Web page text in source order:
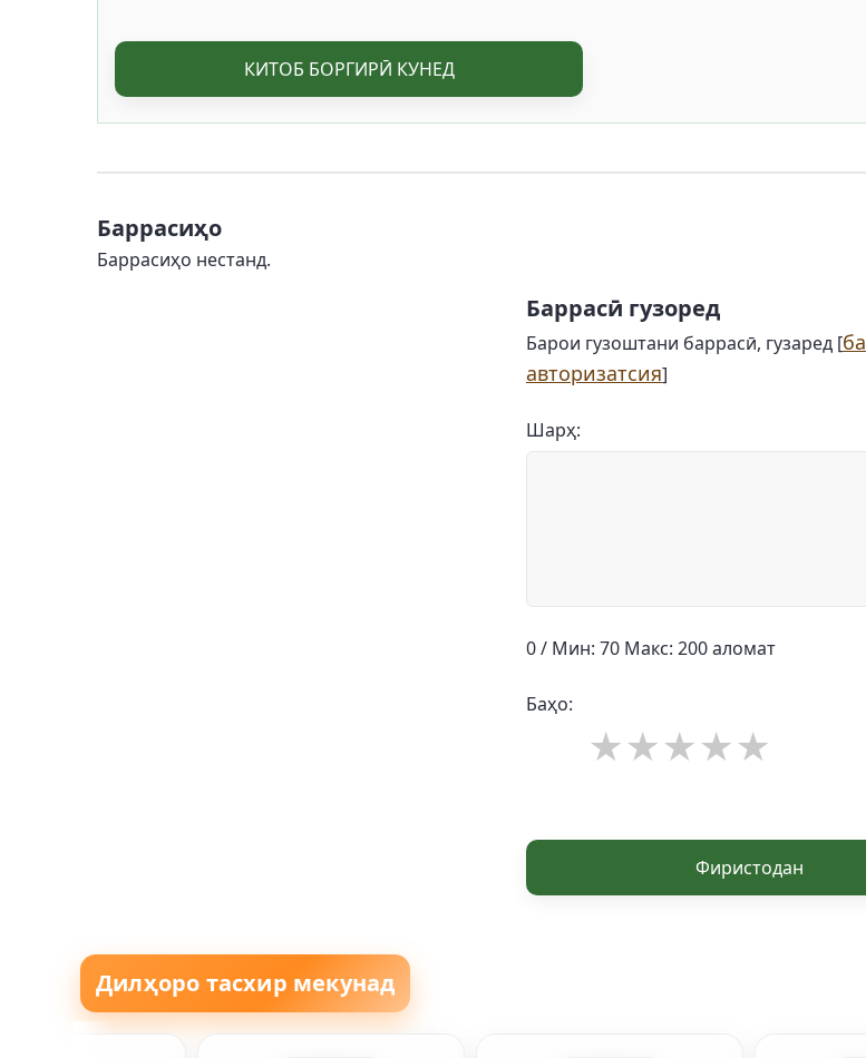
КИТОБ БОРГИРӢ КУНЕД
Баррасиҳо
Баррасиҳо нестанд.
Баррасӣ гузоред
Барои гузоштани баррасӣ, гузаред [ба
авторизатсия]
Шарҳ:
0 / Мин: 70 Макс: 200 аломат
Баҳо:
Фиристодан
Дилҳоро тасхир мекунад